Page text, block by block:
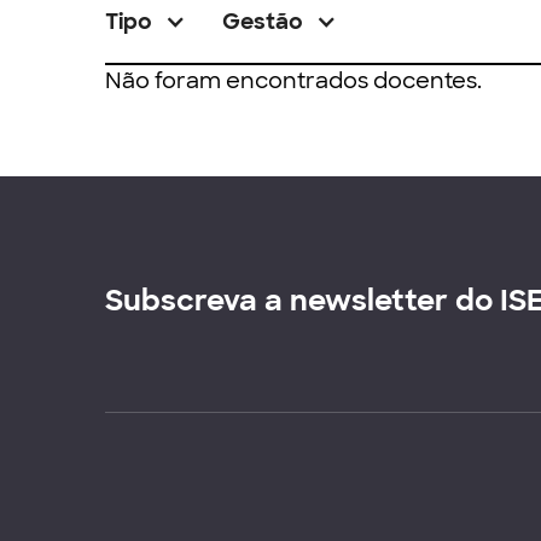
Tipo Gestão
Não foram encontrados docentes.
Subscreva a newsletter do